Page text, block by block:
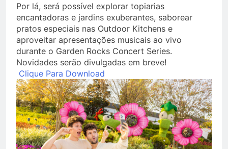
Por lá, será possível explorar topiarias
encantadoras e jardins exuberantes, saborear
pratos especiais nas Outdoor Kitchens e
aproveitar apresentações musicais ao vivo
durante o Garden Rocks Concert Series.
Novidades serão divulgadas em breve!
Clique Para Download